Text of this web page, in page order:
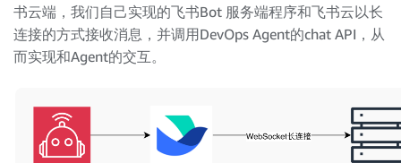
书云端，我们自己实现的飞书Bot 服务端程序和飞书云以长
连接的方式接收消息，并调用DevOps Agent的chat API，从
而实现和Agent的交互。